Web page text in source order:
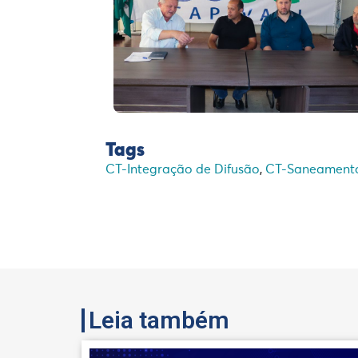
Tags
CT-Integração de Difusão, CT-
Leia também